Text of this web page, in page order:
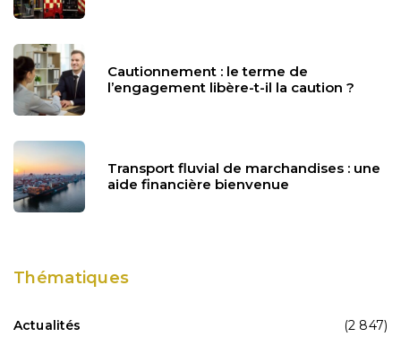
Cautionnement : le terme de
l’engagement libère-t-il la caution ?
Transport fluvial de marchandises : une
aide financière bienvenue
Thématiques
Actualités
(2 847)